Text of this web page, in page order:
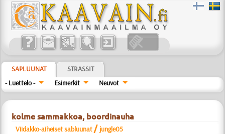
SAPLUUNAT
STRASSIT
- Luettelo -
Esimerkit Neuvot
kolme sammakkoa, boordinauha
Viidakko-aiheiset sabluunat / jungle05